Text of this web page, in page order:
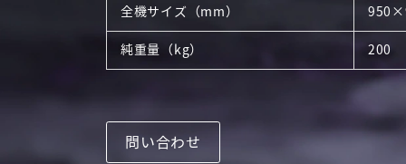
全機サイズ（mm）
純重量（kg） 200
問い合わせ